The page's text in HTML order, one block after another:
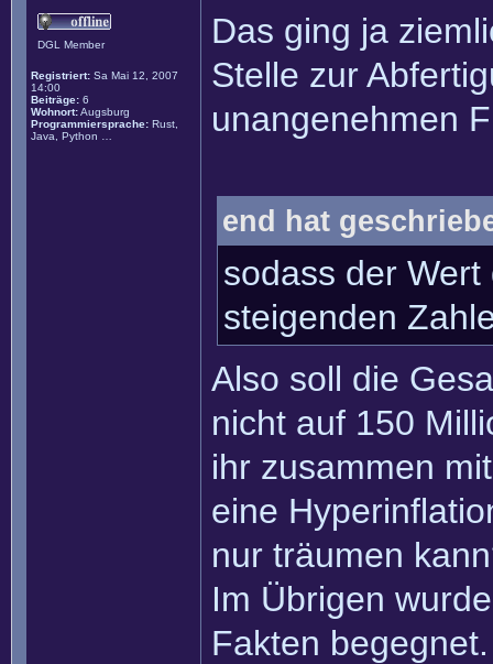
DGL Member
Registriert: Sa Mai 12, 2007
14:00
Beiträge: 6
Wohnort:Augsburg
Programmiersprache: Rust,
Java, Python …
Das ging ja
Stelle zur
unangenehmen
end hat
sodass der Wert
steigenden
Also soll die
nicht auf 150
ihr zusammen
eine
nur träumen
Im Übrigen
Fakten